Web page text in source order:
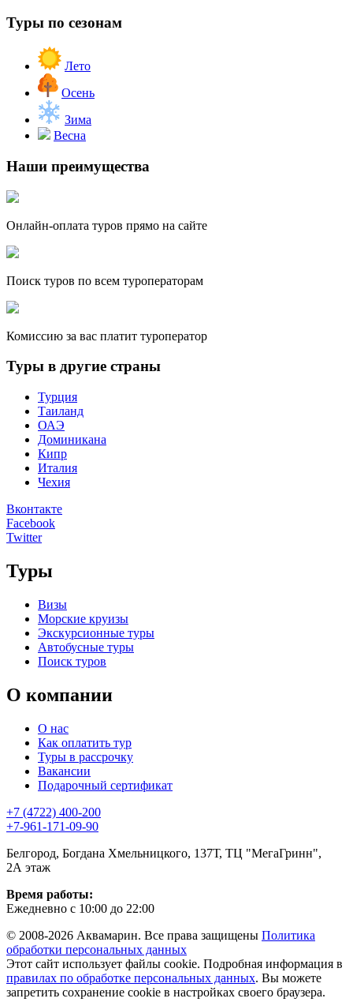
Туры по сезонам
Лето
Осень
Зима
Весна
Наши преимущества
Онлайн-оплата туров прямо на сайте
Поиск туров по всем туроператорам
Комиссию за вас платит туроператор
Туры в другие страны
Турция
Таиланд
ОАЭ
Доминикана
Кипр
Италия
Чехия
Вконтакте
Facebook
Twitter
Туры
Визы
Морские круизы
Экскурсионные туры
Автобусные туры
Поиск туров
О компании
О нас
Как оплатить тур
Туры в рассрочку
Вакансии
Подарочный сертификат
+7 (4722) 400-200
+7-961-171-09-90
Белгород, Богдана Хмельницкого, 137Т, ТЦ "МегаГринн",
2А этаж
Время работы:
Ежедневно с 10:00 до 22:00
© 2008-2026 Аквамарин. Все права защищены Политика
обработки персональных данных
Этот сайт использует файлы cookie. Подробная информация в
правилах по обработке персональных данных. Вы можете
запретить сохранение cookie в настройках своего браузера.